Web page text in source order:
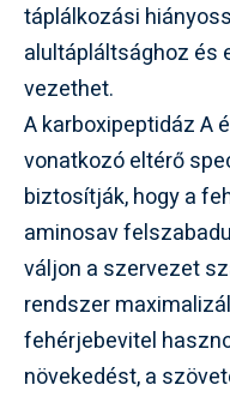
táplálkozási
alultápláltsághoz és
vezethet.
A karboxipeptidáz A
vonatkozó eltérő
biztosítják, hogy a
aminosav
váljon a szervezet
rendszer
fehérjebevitel
növekedést, a